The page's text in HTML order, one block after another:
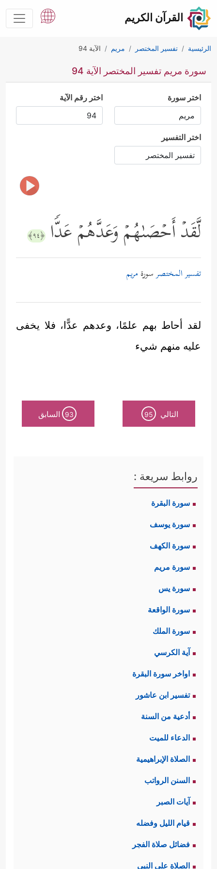
القرآن الكريم
الرئيسية تفسير المختصر مريم الآية 94
سورة مريم تفسير المختصر الآية 94
اختر سورة اختر رقم الآية
اختر التفسير
لَّقَدۡ أَحۡصَىٰهُمۡ وَعَدَّهُمۡ عَدࣰّا ﴿٩٤﴾
تفسير المختصرسورة مريم
لقد أحاط بهم علمًا، وعدهم عدًّا، فلا يخفى
عليه منهم شيء
التالي 95
93 السابق
روابط سريعة :
سورة البقرة
سورة يوسف
سورة الكهف
سورة مريم
سورة يس
سورة الواقعة
سورة الملك
آية الكرسي
اواخر سورة البقرة
تفسير ابن عاشور
أدعية من السنة
الدعاء للميت
الصلاة الإبراهيمية
السنن الرواتب
آيات الصبر
قيام الليل وفضله
فضائل صلاة الفجر
الصلاة على النبي